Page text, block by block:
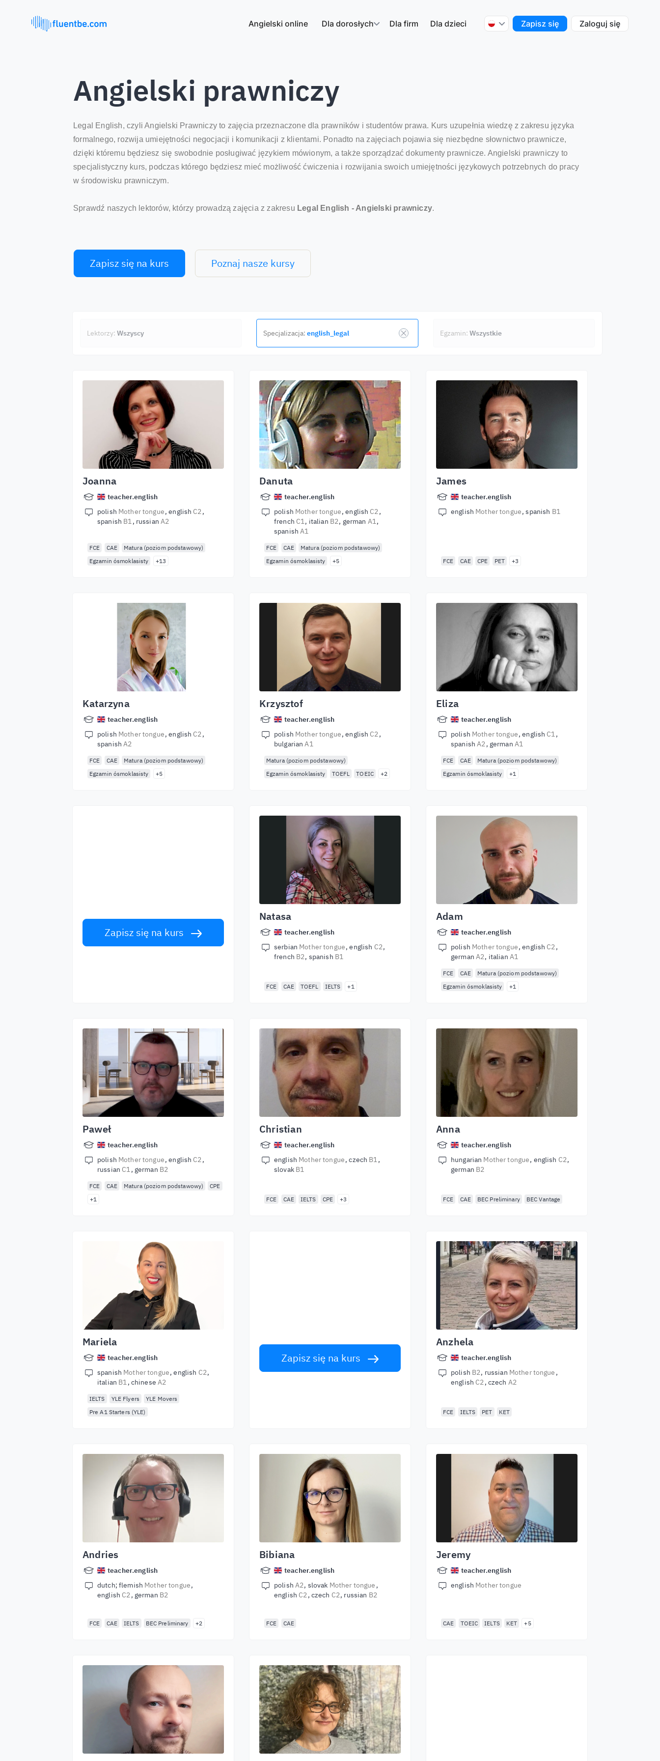
Angielski online Dla dorosłych Dla firm Dla dzieci Zapisz się Zaloguj się
Angielski prawniczy
Legal English, czyli Angielski Prawniczy to zajęcia przeznaczone dla prawników i studentów prawa. Kurs uzupełnia wiedzę z zakresu języka
formalnego, rozwija umiejętności negocjacji i komunikacji z klientami. Ponadto na zajęciach pojawia się niezbędne słownictwo prawnicze,
dzięki któremu będziesz się swobodnie posługiwać językiem mówionym, a także sporządzać dokumenty prawnicze. Angielski prawniczy to
specjalistyczny kurs, podczas którego będziesz mieć możliwość ćwiczenia i rozwijania swoich umiejętności językowych potrzebnych do pracy
w środowisku prawniczym.
Sprawdź naszych lektorów, którzy prowadzą zajęcia z zakresu Legal English - Angielski prawniczy.
Zapisz się na kurs Poznaj nasze kursy
Lektorzy: Wszyscy Specjalizacja:english_legal Egzamin: Wszystkie
Joanna
teacher.english
polish Mother tongue english C2
spanish B1 russian A2
FCE CAE
Matura (poziom podstawowy)
Egzamin ósmoklasisty
+13
Danuta
teacher.english
polish Mother tongue english C2
french C1 italian B2 german A1
spanishA1
FCE CAE
Matura (poziom podstawowy)
Egzamin ósmoklasisty
+5
James
teacher.english
english Mother tongue spanish B1
FCE CAE CPE PET +3
Katarzyna
teacher.english
polish Mother tongue english C2
spanishA2
FCE CAE
Matura (poziom podstawowy)
Egzamin ósmoklasisty
+5
Krzysztof
teacher.english
polish Mother tongue english C2
bulgarianA1
Matura (poziom podstawowy)
Egzamin ósmoklasisty
TOEFL TOEIC +2
Eliza
teacher.english
polish Mother tongue english C1
spanishA2 german A1
FCE CAE
Matura (poziom podstawowy)
Egzamin ósmoklasisty
+1
Zapisz się na kurs
Natasa
teacher.english
serbian Mother tongue english C2
french B2 spanish B1
FCE CAE TOEFL IELTS +1
Adam
teacher.english
polish Mother tongue english C2
german A2 italian A1
FCE CAE
Matura (poziom podstawowy)
Egzamin ósmoklasisty
+1
Paweł
teacher.english
polish Mother tongue english C2
russian C1 german B2
FCE CAE Matura (poziom podstawowy)
CPE
+1
Christian
teacher.english
english Mother tongue czech B1
slovak B1
FCE CAE IELTS CPE +3
Anna
teacher.english
hungarian Mother tongue english C2
german B2
FCE CAE BEC Preliminary BEC Vantage
Mariela
teacher.english
spanish Mother tongue english C2
italian B1 chinese A2
IELTS YLE Flyers
YLE Movers
Pre A1 Starters (YLE)
Zapisz się na kurs
Anzhela
teacher.english
polish B2 russian Mother tongue
english C2 czech A2
FCE IELTS PET KET
Andries
teacher.english
dutch; flemish Mother tongue
english C2 german B2
FCE CAE IELTS BEC Preliminary +2
Bibiana
teacher.english
polish A2 slovak Mother tongue
english C2 czech C2 russian B2
FCE CAE
Jeremy
teacher.english
english Mother tongue
CAE TOEIC IELTS KET +5